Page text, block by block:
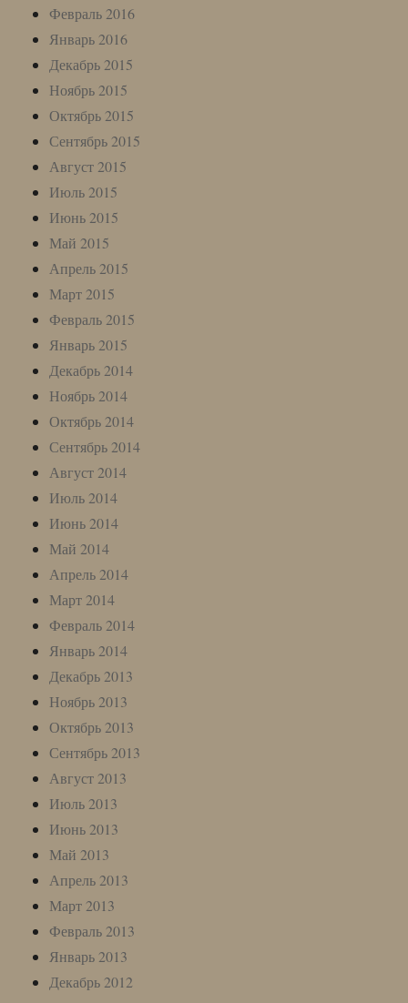
Февраль 2016
Январь 2016
Декабрь 2015
Ноябрь 2015
Октябрь 2015
Сентябрь 2015
Август 2015
Июль 2015
Июнь 2015
Май 2015
Апрель 2015
Март 2015
Февраль 2015
Январь 2015
Декабрь 2014
Ноябрь 2014
Октябрь 2014
Сентябрь 2014
Август 2014
Июль 2014
Июнь 2014
Май 2014
Апрель 2014
Март 2014
Февраль 2014
Январь 2014
Декабрь 2013
Ноябрь 2013
Октябрь 2013
Сентябрь 2013
Август 2013
Июль 2013
Июнь 2013
Май 2013
Апрель 2013
Март 2013
Февраль 2013
Январь 2013
Декабрь 2012